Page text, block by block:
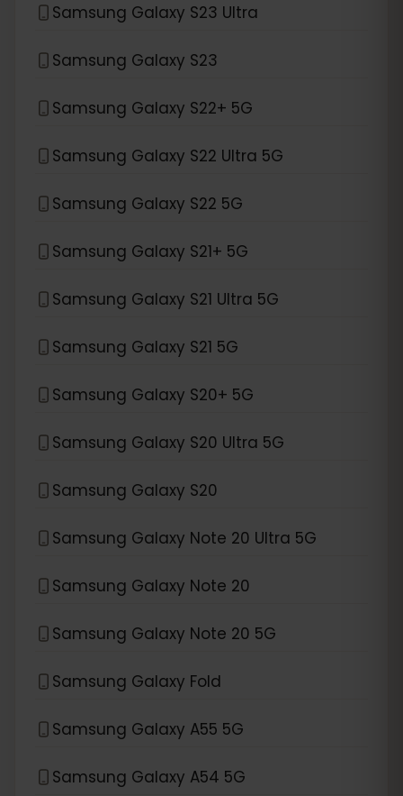
Samsung Galaxy S23 Ultra
Samsung Galaxy S23
Samsung Galaxy S22+ 5G
Samsung Galaxy S22 Ultra 5G
Samsung Galaxy S22 5G
Samsung Galaxy S21+ 5G
Samsung Galaxy S21 Ultra 5G
Samsung Galaxy S21 5G
Samsung Galaxy S20+ 5G
Samsung Galaxy S20 Ultra 5G
Samsung Galaxy S20
Samsung Galaxy Note 20 Ultra 5G
Samsung Galaxy Note 20
Samsung Galaxy Note 20 5G
Samsung Galaxy Fold
Samsung Galaxy A55 5G
Samsung Galaxy A54 5G